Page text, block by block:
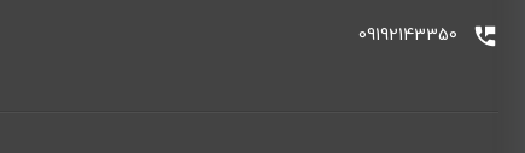
perm_phone_msg
09192143350